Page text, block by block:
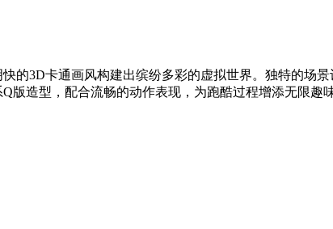
的3D卡通画风构建出缤纷多彩的虚拟世界。独特的场
版造型，配合流畅的动作表现，为跑酷过程增添无限趣